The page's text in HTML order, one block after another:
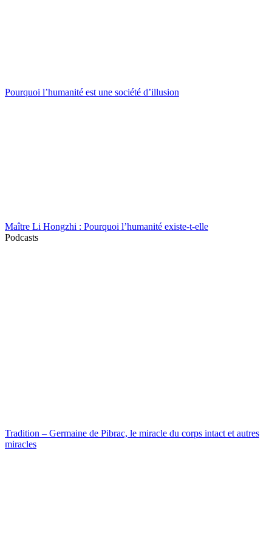
Pourquoi l’humanité est une société d’illusion
Maître Li Hongzhi : Pourquoi l’humanité existe-t-elle
Podcasts
Tradition – Germaine de Pibrac, le miracle du corps intact et autres
miracles